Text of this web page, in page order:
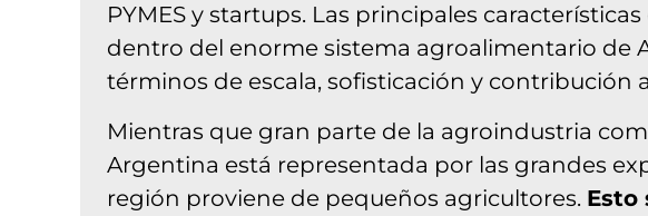
PYMES y startups. Las principales
dentro del enorme sistema agroalimentario de
términos de escala, sofisticación y contribución
Mientras que gran parte de la agroindustria
Argentina está representada por las grandes
región proviene de pequeños agricultores. Esto